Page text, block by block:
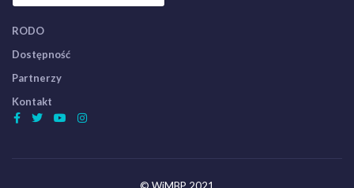
RODO
Dostępność
Partnerzy
Kontakt